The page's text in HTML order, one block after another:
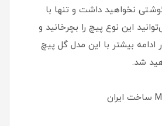
نخواهید داشت و تنها با
این نوع پیچ را بچرخانید و
ادامه بیشتر با این مدل گل پیچ
شد.